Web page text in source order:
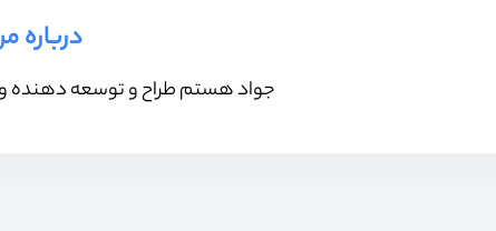
درباره
جواد هستم طراح و توسعه